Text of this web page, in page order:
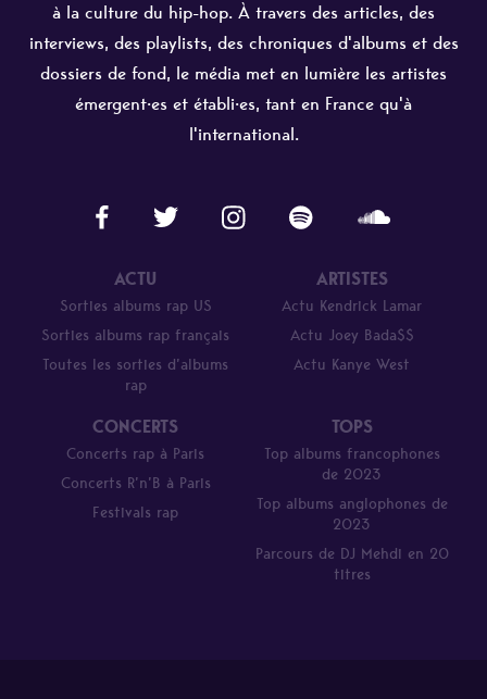
à la culture du hip-hop. À travers des articles, des
interviews, des playlists, des chroniques d'albums et des
dossiers de fond, le média met en lumière les artistes
émergent·es et établi·es, tant en France qu'à
l'international.
ACTU
Sorties albums rap US
Sorties albums rap français
Toutes les sorties d’albums
rap
ARTISTES
Actu Kendrick Lamar
Actu Joey Bada$$
Actu Kanye West
CONCERTS
Concerts rap à Paris
Concerts R’n’B à Paris
Festivals rap
TOPS
Top albums francophones
de 2023
Top albums anglophones de
2023
Parcours de DJ Mehdi en 20
titres